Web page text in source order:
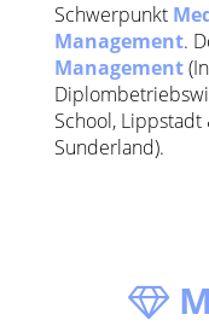
Schwerpunkt
Management.
Management
School, Lippstadt
Sunderland).